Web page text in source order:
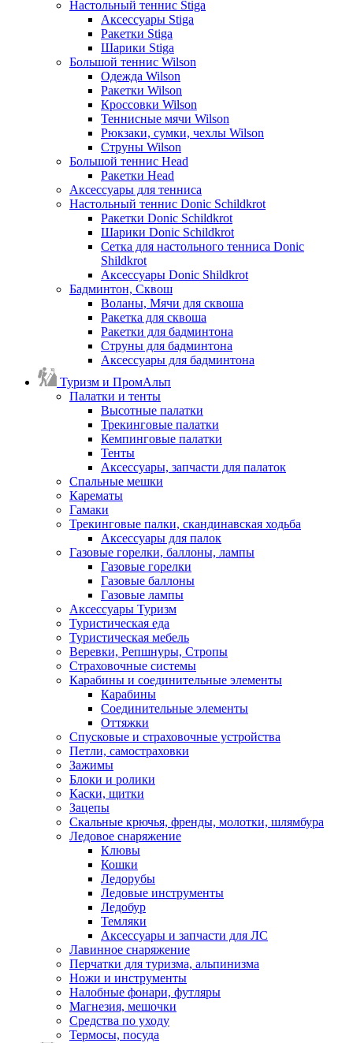
Настольный теннис Stiga
Аксессуары Stiga
Ракетки Stiga
Шарики Stiga
Большой теннис Wilson
Одежда Wilson
Ракетки Wilson
Кроссовки Wilson
Теннисные мячи Wilson
Рюкзаки, сумки, чехлы Wilson
Струны Wilson
Большой теннис Head
Ракетки Head
Аксессуары для тенниса
Настольный теннис Donic Schildkrot
Ракетки Donic Schildkrot
Шарики Donic Schildkrot
Сетка для настольного тенниса Donic
Shildkrot
Аксессуары Donic Shildkrot
Бадминтон, Сквош
Воланы, Мячи для сквоша
Ракетка для сквоша
Ракетки для бадминтона
Струны для бадминтона
Аксессуары для бадминтона
Туризм и ПромАльп
Палатки и тенты
Высотные палатки
Трекинговые палатки
Кемпинговые палатки
Тенты
Аксессуары, запчасти для палаток
Спальные мешки
Карематы
Гамаки
Трекинговые палки, скандинавская ходьба
Аксессуары для палок
Газовые горелки, баллоны, лампы
Газовые горелки
Газовые баллоны
Газовые лампы
Аксессуары Туризм
Туристическая еда
Туристическая мебель
Веревки, Репшнуры, Стропы
Страховочные системы
Карабины и соединительные элементы
Карабины
Соединительные элементы
Оттяжки
Спусковые и страховочные устройства
Петли, самостраховки
Зажимы
Блоки и ролики
Каски, щитки
Зацепы
Скальные крючья, френды, молотки, шлямбура
Ледовое снаряжение
Клювы
Кошки
Ледорубы
Ледовые инструменты
Ледобур
Темляки
Аксессуары и запчасти для ЛС
Лавинное снаряжение
Перчатки для туризма, альпинизма
Ножи и инструменты
Налобные фонари, футляры
Магнезия, мешочки
Средства по уходу
Термосы, посуда